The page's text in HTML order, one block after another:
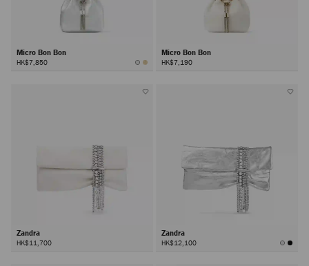
Micro Bon Bon
HK$7,850
Micro Bon Bon
HK$7,190
Zandra
HK$11,700
Zandra
HK$12,100